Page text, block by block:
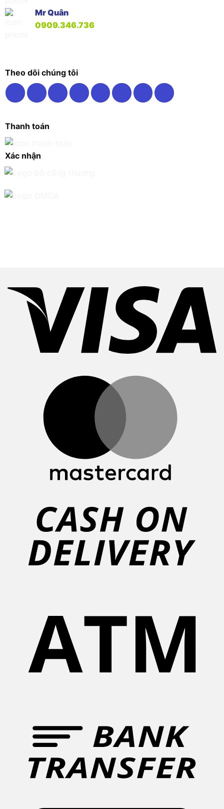
Mr Quân
0909.346.736
Theo dõi chúng tôi
Thanh toán
Xác nhận